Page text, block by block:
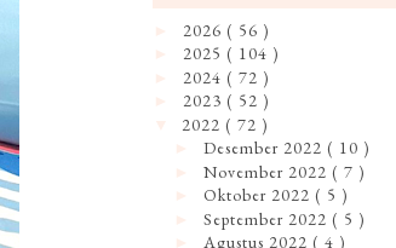
2026 ( 56 )
2025 ( 104 )
2024 ( 72 )
2023 ( 52 )
2022 ( 72 )
Desember 2022 ( 10 )
November 2022 ( 7 )
Oktober 2022 ( 5 )
September 2022 ( 5 )
Agustus 2022 ( 4 )